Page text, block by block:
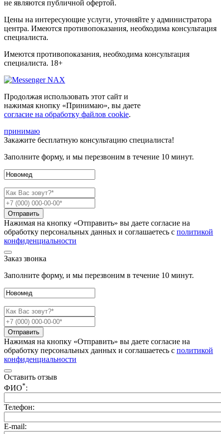
не являются публичной офертой.
Цены на интересующие услуги, уточняйте у администратора
центра. Имеются противопоказания, необходима консультация
специалиста.
Имеются противопоказания, необходима консультация
специалиста. 18+
Продолжая использовать этот сайт и
нажимая кнопку «Принимаю», вы даете
согласие на обработку файлов cookie.
принимаю
Закажите бесплатную консультацию специалиста!
Заполните форму, и мы перезвоним в течение 10 минут.
Отправить
Нажимая на кнопку «Отправить» вы даете согласие на
обработку персональных данных и соглашаетесь c политикой
конфиденциальности
Заказ звонка
Заполните форму, и мы перезвоним в течение 10 минут.
Отправить
Нажимая на кнопку «Отправить» вы даете согласие на
обработку персональных данных и соглашаетесь c политикой
конфиденциальности
Оставить отзыв
ФИО*:
Телефон:
E-mail: